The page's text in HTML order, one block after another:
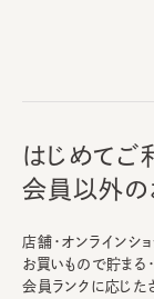
はじめてご
会員以外の
店舗・オンラインシ
お買いもので貯まる
会員ランクに応じた